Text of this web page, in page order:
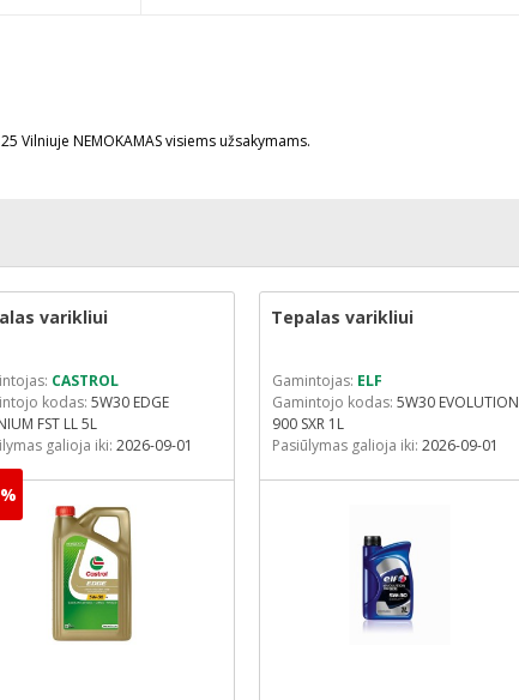
Vilniuje NEMOKAMAS visiems užsakymams.
varikliui
CASTROL
kodas: 5W30 EDGE
FST LL 5L
galioja iki: 2026-09-01
Tepalas varikliui
Gamintojas: ELF
Gamintojo kodas: 5W30 EVOLUTION
900 SXR 1L
Pasiūlymas galioja iki: 2026-09-01